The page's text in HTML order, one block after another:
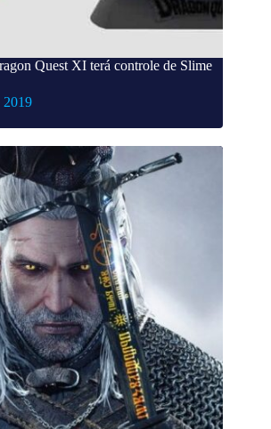
Quest XI terá controle de Slime
2019